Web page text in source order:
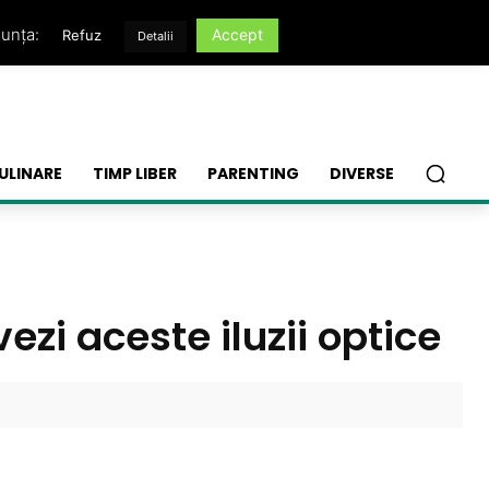
TIMP LIBER PARENTING DIVERSE
aceste iluzii optice
Refuz Detalii Accept